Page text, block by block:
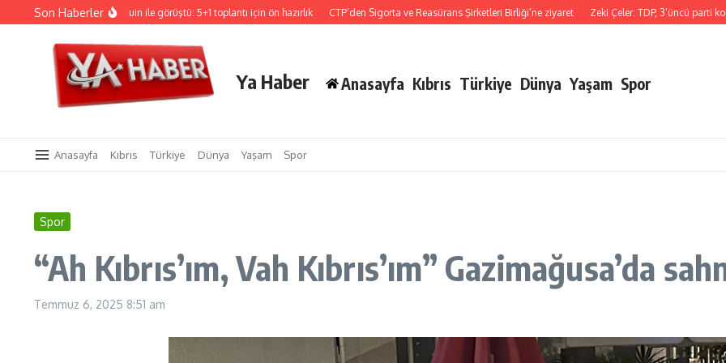
İçeriğe atlaSon Haberler
Hristodulidis, Holguin ile görüştü: 5+1 toplantı için ön hazırlık CTP’den Sigorta ve Reasürans Şirketleri Birliği’ne ziyaret Zeki Çeler: TDP, 3’üncü parti
Ya Haber Anasayfa Kıbrıs Türkiye Dünya Yaşam Spor
Anasayfa Kıbrıs Türkiye Dünya Yaşam Spor
Spor
“Ah Kıbrıs’ım, Vah Kıbrıs’ım” Gazimağusa’da
Temmuz 6, 2025 8:51 am